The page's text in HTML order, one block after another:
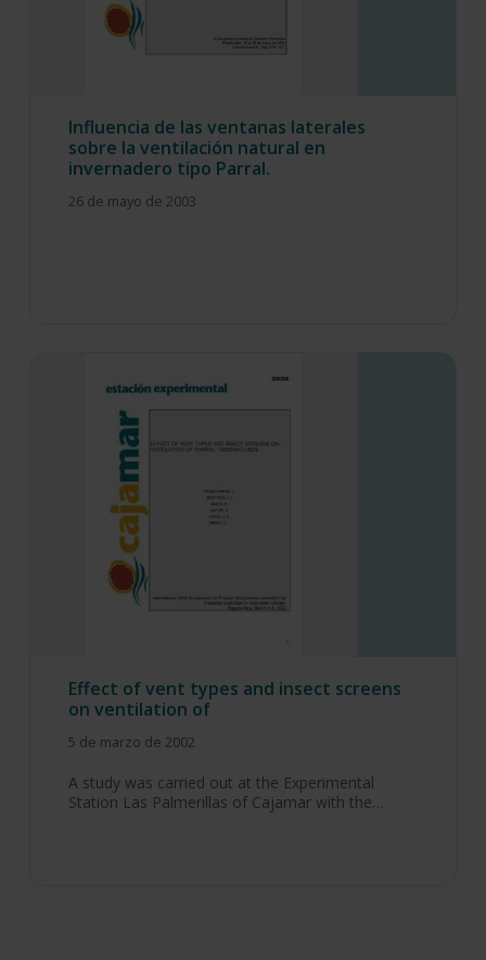
Influencia de las ventanas laterales
sobre la ventilación natural en
invernadero tipo Parral.
26 de mayo de 2003
Effect of vent types and insect screens
on ventilation of
5 de marzo de 2002
A study was carried out at the Experimental
Station Las Palmerillas of Cajamar with the…